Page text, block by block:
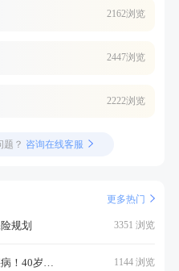
2162浏览
2447浏览
2222浏览
题？ 咨询在线客服
更多热门
规划 3351 浏览
最需要注意！ 1144 浏览